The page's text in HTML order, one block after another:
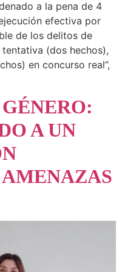
a la pena de 4
efectiva por
de los delitos de
(dos hechos),
en concurso real”,
A UN